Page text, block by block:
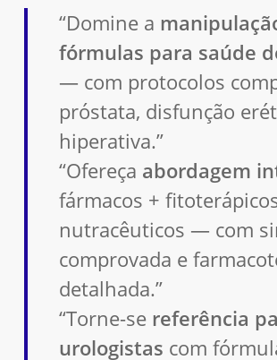
“Domine a
fórmulas para saúde
— com protocolos
próstata, disfunção
hiperativa.”
“Ofereça abordagem
fármacos +
nutracêuticos — com
comprovada e
detalhada.”
“Torne-se referência
urologistas com